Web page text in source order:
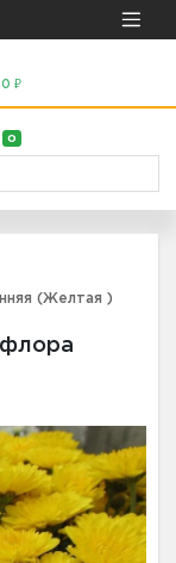
₽
0
(Желтая )